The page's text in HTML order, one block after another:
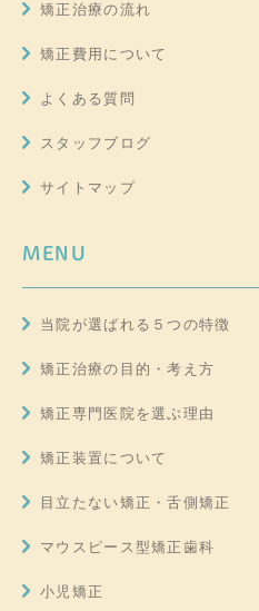
矯正治療の流れ
矯正費用について
よくある質問
スタッフブログ
サイトマップ
MENU
当院が選ばれる５つの特徴
矯正治療の目的・考え方
矯正専門医院を選ぶ理由
矯正装置について
目立たない矯正・舌側矯正
マウスピース型矯正歯科
小児矯正